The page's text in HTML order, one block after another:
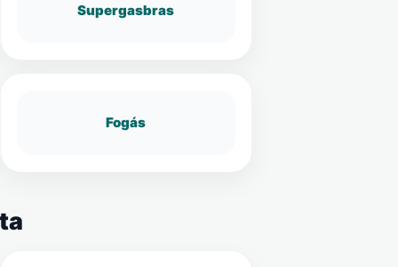
Supergasbras
Fogás